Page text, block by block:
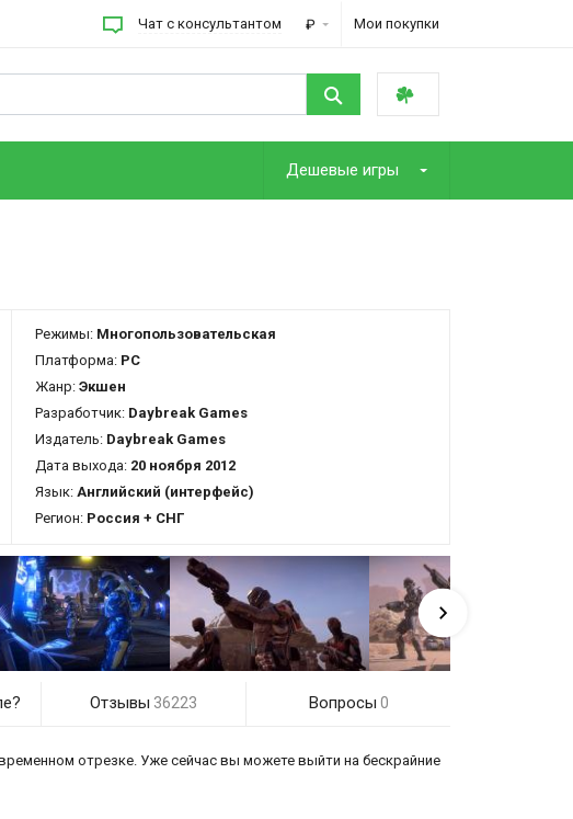
Чат с консультантом ₽ Мои покупки
Дешевые игры
Режимы: Многопользовательская
Платформа: PC
Жанр: Экшен
Разработчик: Daybreak Games
Издатель: Daybreak Games
Дата выхода: 20 ноября 2012
Язык: Английский (интерфейс)
Регион: Россия + СНГ
Отзывы 36223 Вопросы 0
отрезке. Уже сейчас вы можете выйти на бескрайние